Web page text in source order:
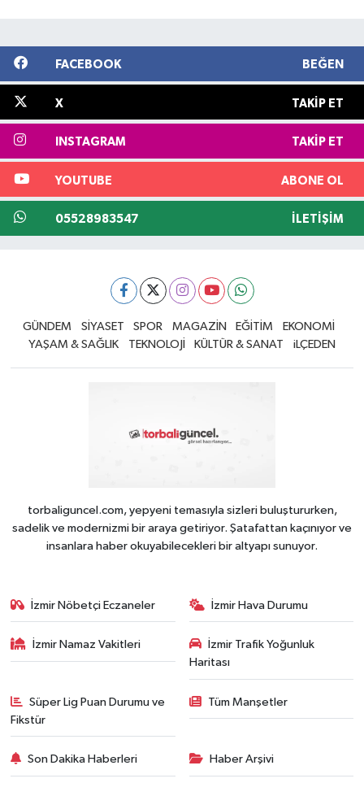
FACEBOOK BEĞEN
X TAKIP ET
INSTAGRAM TAKIP ET
YOUTUBE ABONE OL
05528983547 İLETIŞIM
GÜNDEM SİYASET SPOR MAGAZİN EĞİTİM
EKONOMİ
YAŞAM & SAĞLIK
TEKNOLOJİ KÜLTÜR & SANAT iLÇEDEN
torbaliguncel.com, yepyeni temasıyla sizleri buluştururken,
sadelik ve modernizmi bir araya getiriyor. Şatafattan kaçınıyor ve
insanlara haber okuyabilecekleri bir altyapı sunuyor.
İzmir Nöbetçi Eczaneler İzmir Hava Durumu
İzmir Namaz Vakitleri
İzmir Trafik Yoğunluk
Haritası
Süper Lig Puan Durumu ve
Fikstür
Tüm Manşetler
Son Dakika Haberleri Haber Arşivi